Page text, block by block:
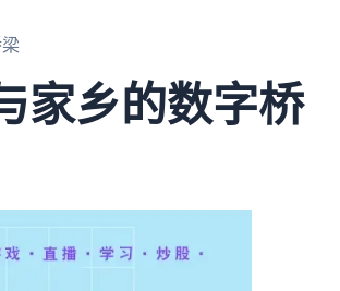
家乡的数字桥